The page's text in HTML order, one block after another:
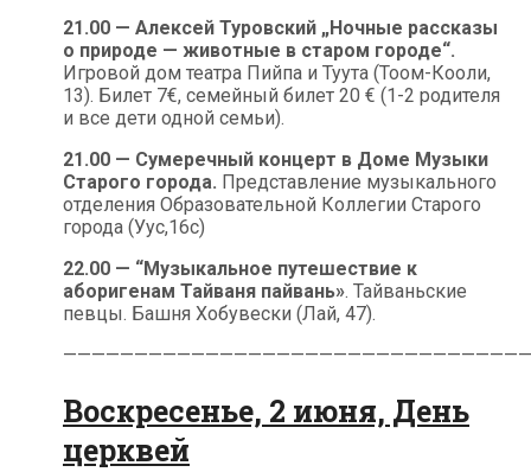
21.00 — Алексей Туровский „Ночные рассказы
о природе — животные в старом городе“.
Игровой дом театра Пийпа и Туута (Тоом-Кооли,
13). Билет 7€, семейный билет 20 € (1-2 родителя
и все дети одной семьи).
21.00 — Сумеречный концерт в Доме Музыки
Старого города. Представление музыкального
отделения Образовательной Коллегии Старого
города (Уус,16c)
22.00 — “Музыкальное путешествие к
аборигенам Тайваня пайвань». Тайваньские
певцы. Башня Хобувески (Лай, 47).
Воскресенье, 2 июня, День
церквей